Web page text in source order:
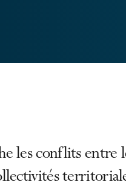
les conflits entre